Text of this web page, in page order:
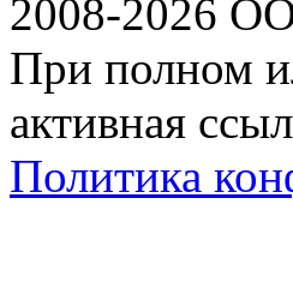
2008-2026
При полном
активная
Политика